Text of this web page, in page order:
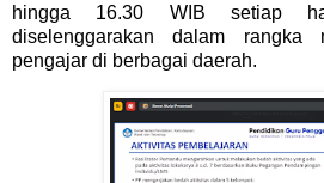
hingga 16.30 WIB setiap
diselenggarakan dalam rangka
pengajar di berbagai daerah.